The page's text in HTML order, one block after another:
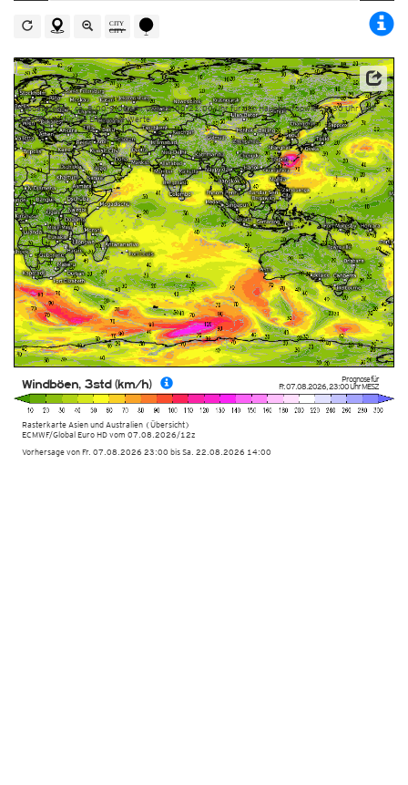
Prognose für
Fr. 07.08.2026,23:00 UhrMESZ
Rasterkarte Asien und Australien (Übersicht)
ECMWF/Global Euro HD vom 07.08.2026/12z
Windböen, 3std (km/h)
Updatezeiten: ca. 8:00-9:00 Uhr und 20:00-21:00 Uhr für den Hauptlauf sowie 10:30 Uhr und
22:30 Uhr für die Ensemble-Werte
Vorhersage von Fr. 07.08.2026 23:00 bis Sa. 22.08.2026 14:00
Dieser Service basiert auf Daten und Produkten des Europäischen Zentrums für mittelfristige
Wettervorhersage (ECMWF)